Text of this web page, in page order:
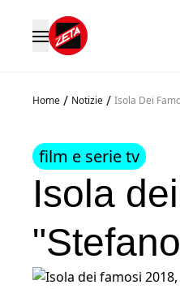
Home / Notizie / Isola Dei
film e serie tv
Isola